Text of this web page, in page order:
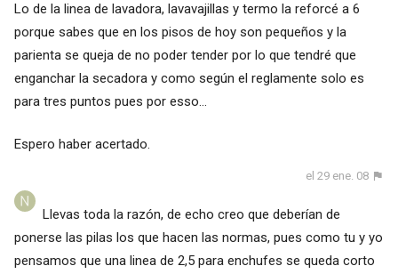
Lo de la linea de lavadora, lavavajillas y termo la reforcé a 6
porque sabes que en los pisos de hoy son pequeños y la
parienta se queja de no poder tender por lo que tendré que
enganchar la secadora y como según el reglamente solo es
para tres puntos pues por esso...
Espero haber acertado.
el 29 ene. 08
Llevas toda la razón, de echo creo que deberían de
ponerse las pilas los que hacen las normas, pues como tu y yo
pensamos que una linea de 2,5 para enchufes se queda corto